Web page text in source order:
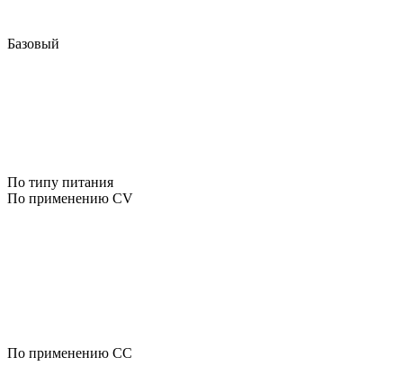
Базовый
По типу питания
По применению CV
По применению CC